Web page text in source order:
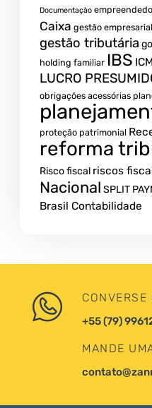
Documentação
Caixa gestão empresarial
gestão tributária
holding familiar IBS
LUCRO
obrigações acessórias
proteção patrimonial
reforma
Risco fiscal riscos
Nacional SPLIT
Brasil Contabilidade
CONVERSE
+55 (79)
MANDE